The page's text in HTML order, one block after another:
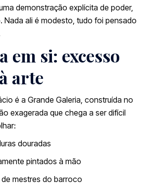
demonstração explícita de poder,
Nada ali é modesto, tudo foi pensado
em si: excesso
arte
é a Grande Galeria, construída no
exagerada que chega a ser difícil
douradas
pintados à mão
mestres do barroco